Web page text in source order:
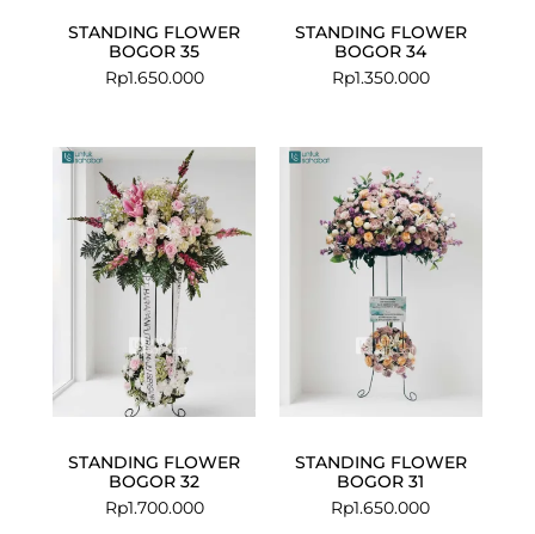
STANDING FLOWER
BOGOR 35
Rp1.650.000
STANDING FLOWER
BOGOR 34
Rp1.350.000
STANDING FLOWER
BOGOR 32
Rp1.700.000
STANDING FLOWER
BOGOR 31
Rp1.650.000